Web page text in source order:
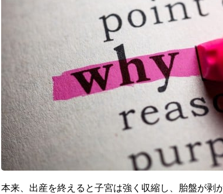
本来、出産を終えると子宮は強く収縮し、胎盤が剥